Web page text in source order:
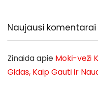
Naujausi komentarai
Zinaidaapie Moki-veži
Gidas, Kaip Gauti ir